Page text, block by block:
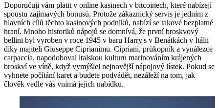
Doporučuji vám platit v online kasinech v bitcoinech, které nabízejí
spoustu zajímavých bonusů. Protože zákaznický servis je jedním z
hlavních cílů těchto kasinových podniků, nabízí se takové bezplatné
hraní. Mnoho historiků nápojů se domnívá, že první broskvový
bellini byl vyroben v roce 1945 v baru Harry's v Benátkách v Itálii
díky majiteli Giuseppe Ciprianimu. Cipriani, průkopník a vynálezce
carpaccia, napodoboval italskou kulturu marinováním krájených
broskví ve víně, když vymýšlel nejnovější nápojový lístek. Pokud se
vyhnete počítání karet a budete podvádět, nezáleží na tom, jak
člověk vedle vás vnímá jejich nabídku.